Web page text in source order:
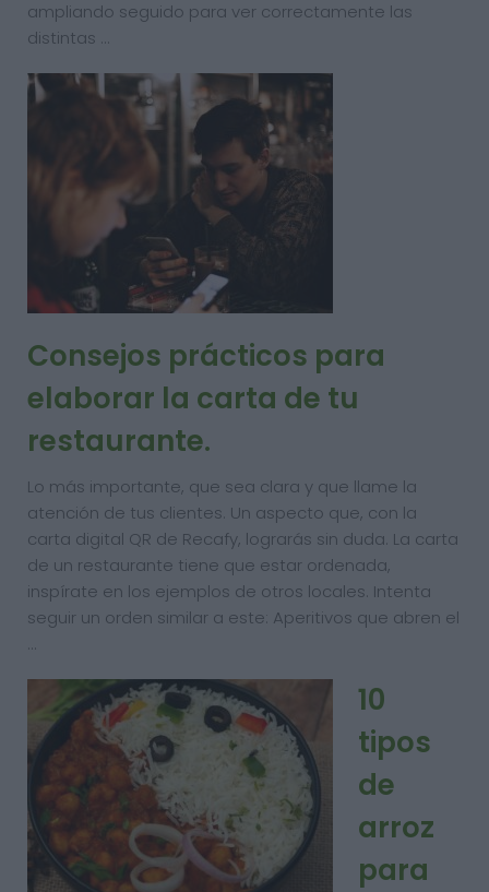
ampliando seguido para ver correctamente las
distintas …
Consejos prácticos para
elaborar la carta de tu
restaurante.
Lo más importante, que sea clara y que llame la
atención de tus clientes. Un aspecto que, con la
carta digital QR de Recafy, lograrás sin duda. La carta
de un restaurante tiene que estar ordenada,
inspírate en los ejemplos de otros locales. Intenta
seguir un orden similar a este: Aperitivos que abren el
…
10
tipos
de
arroz
para